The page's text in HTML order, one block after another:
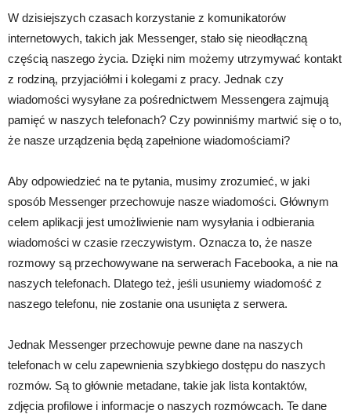
W dzisiejszych czasach korzystanie z komunikatorów
internetowych, takich jak Messenger, stało się nieodłączną
częścią naszego życia. Dzięki nim możemy utrzymywać kontakt
z rodziną, przyjaciółmi i kolegami z pracy. Jednak czy
wiadomości wysyłane za pośrednictwem Messengera zajmują
pamięć w naszych telefonach? Czy powinniśmy martwić się o to,
że nasze urządzenia będą zapełnione wiadomościami?
Aby odpowiedzieć na te pytania, musimy zrozumieć, w jaki
sposób Messenger przechowuje nasze wiadomości. Głównym
celem aplikacji jest umożliwienie nam wysyłania i odbierania
wiadomości w czasie rzeczywistym. Oznacza to, że nasze
rozmowy są przechowywane na serwerach Facebooka, a nie na
naszych telefonach. Dlatego też, jeśli usuniemy wiadomość z
naszego telefonu, nie zostanie ona usunięta z serwera.
Jednak Messenger przechowuje pewne dane na naszych
telefonach w celu zapewnienia szybkiego dostępu do naszych
rozmów. Są to głównie metadane, takie jak lista kontaktów,
zdjęcia profilowe i informacje o naszych rozmówcach. Te dane